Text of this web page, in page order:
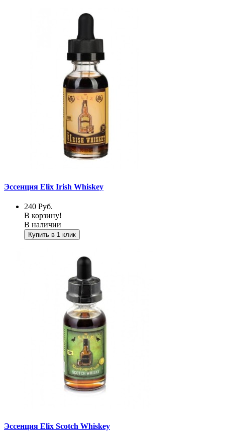
Эссенция Elix Irish Whiskey
240 Руб.
В корзину!
В наличии
Купить в 1 клик
Эссенция Elix Scotch Whiskey